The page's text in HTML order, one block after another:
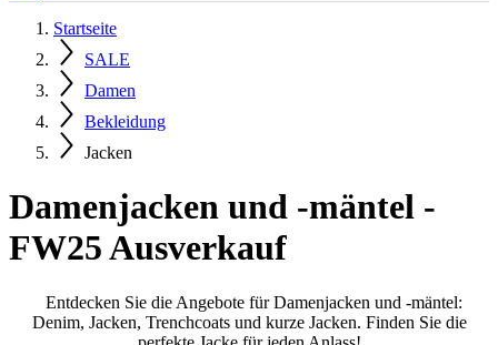
Startseite
SALE
Damen
Bekleidung
Jacken
Damenjacken und -mäntel -
FW25 Ausverkauf
Entdecken Sie die Angebote für Damenjacken und -mäntel:
Denim, Jacken, Trenchcoats und kurze Jacken. Finden Sie die